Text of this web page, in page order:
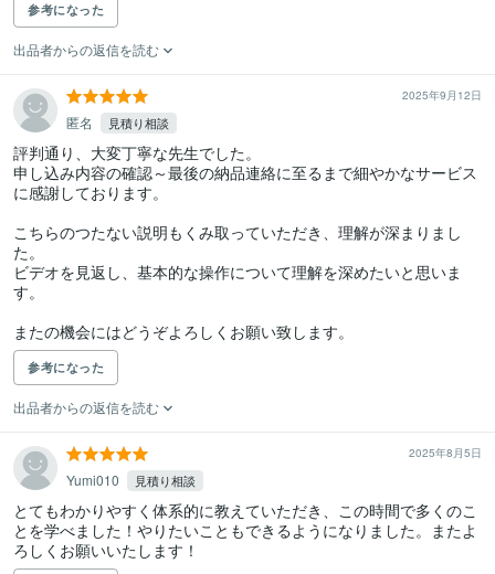
参考になった
出品者からの返信を読む
2025年9月12日
匿名 見積り相談
評判通り、大変丁寧な先生でした。
申し込み内容の確認～最後の納品連絡に至るまで細やかなサービス
に感謝しております。
こちらのつたない説明もくみ取っていただき、理解が深まりまし
た。
ビデオを見返し、基本的な操作について理解を深めたいと思いま
す。
またの機会にはどうぞよろしくお願い致します。
参考になった
出品者からの返信を読む
2025年8月5日
Yumi010 見積り相談
とてもわかりやすく体系的に教えていただき、この時間で多くのこ
とを学べました！やりたいこともできるようになりました。またよ
ろしくお願いいたします！